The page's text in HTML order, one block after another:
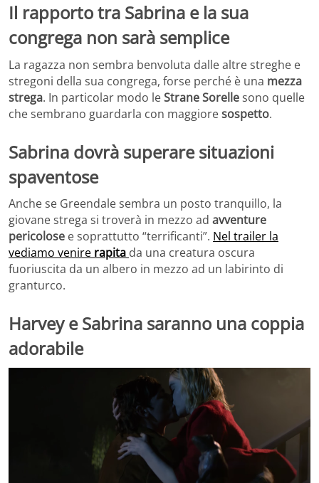
Il rapporto tra Sabrina e la sua
congrega non sarà semplice
La ragazza non sembra benvoluta dalle altre streghe e
stregoni della sua congrega, forse perché è una mezza
strega. In particolar modo leStrane Sorellesono quelle
che sembrano guardarla con maggioresospetto.
Sabrina dovrà superare situazioni
spaventose
Anche se Greendale sembra un posto tranquillo, la
giovane strega si troverà in mezzo ad avventure
pericolose e soprattutto “terrificanti”. Nel trailer la
vediamo venire rapita da una creatura oscura
fuoriuscita da un albero in mezzo ad un labirinto di
granturco.
Harvey e Sabrina saranno una coppia
adorabile